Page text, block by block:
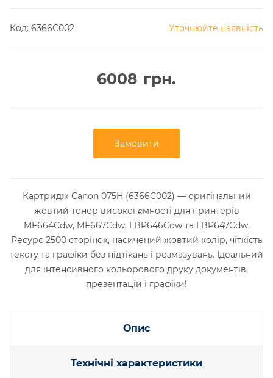
Код: 6366C002 Уточнюйте наявність
6008 грн.
Замовити
Картридж Canon 075H (6366C002) — оригінальний
жовтий тонер високої ємності для принтерів
MF664Cdw, MF667Cdw, LBP646Cdw та LBP647Cdw.
Ресурс 2500 сторінок, насичений жовтий колір, чіткість
тексту та графіки без підтікань і розмазувань. Ідеальний
для інтенсивного кольорового друку документів,
презентацій і графіки!
Опис
Технічні характеристики